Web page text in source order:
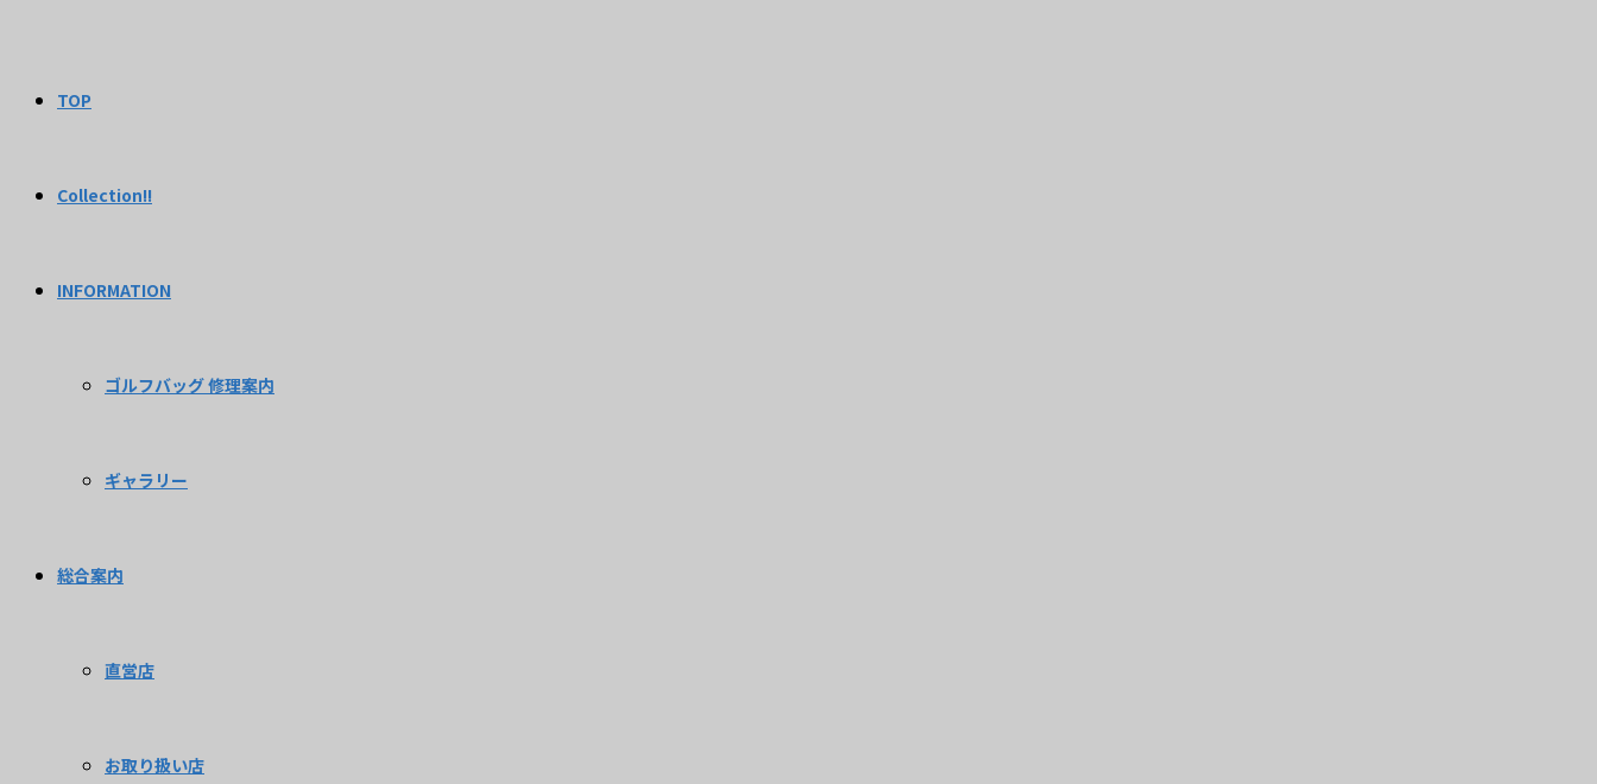
TOP
Collection!!
INFORMATION
ゴルフバッグ 修理案内
ギャラリー
総合案内
直営店
お取り扱い店